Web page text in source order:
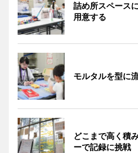
詰め所スペース
用意する
モルタルを型に
どこまで高く積
ーで記録に挑戦